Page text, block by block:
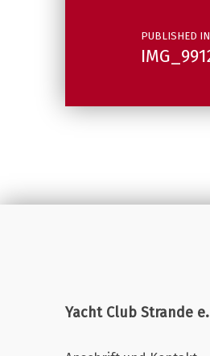
PUBLISHED IN
Yacht Club Strande e.